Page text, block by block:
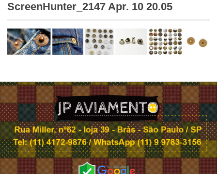
ScreenHunter_2147 Apr. 10 20.05